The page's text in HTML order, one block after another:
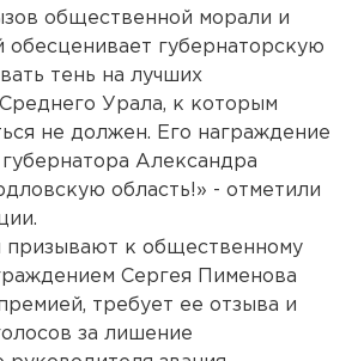
общественной морали и
обесценивает губернаторскую
тень на лучших
Урала, к которым
не должен. Его награждение
Александра
область!» - отметили
призывают к общественному
Сергея Пименова
требует ее отзыва и
за лишение